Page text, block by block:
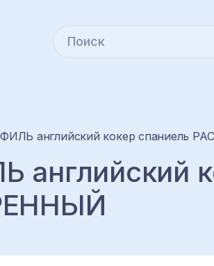
английский кокер спаниель
английский